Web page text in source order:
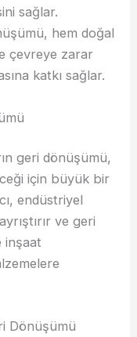
sağlar.
hem doğal
çevreye zarar
katkı sağlar.
geri dönüşümü,
için büyük bir
endüstriyel
ve geri
inşaat
Dönüşümü